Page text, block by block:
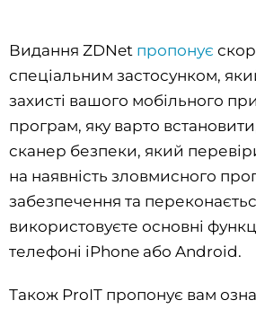
Видання ZDNet пропонує
спеціальним застосунком,
захисті вашого мобільного
програм, яку варто
сканер безпеки, який
на наявність зловмисного
забезпечення та
використовуєте основні
телефоні iPhone або Android.
Також ProIT пропонує вам